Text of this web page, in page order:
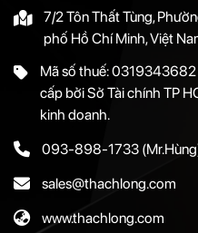
7/2 Tôn Thất Tùng,
phố Hồ Chí Minh, Việt
Mã số thuế:
cấp bởi Sở Tài chính TP
kinh doanh.
093-898-1733
sales@thachlong.com
www.thachlong.com